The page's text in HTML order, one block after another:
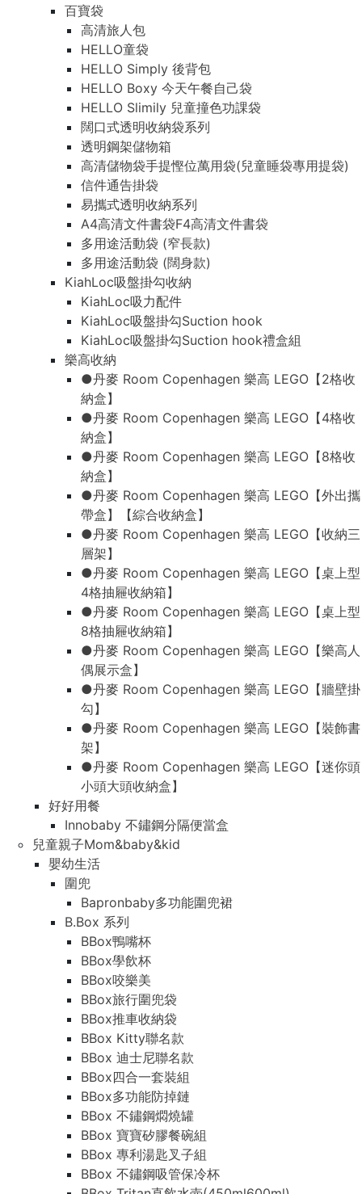
百寶袋
高清旅人包
HELLO童袋
HELLO Simply 後背包
HELLO Boxy 今天午餐自己袋
HELLO Slimily 兒童撞色功課袋
闊口式透明收納袋系列
透明鋼架儲物箱
高清儲物袋手提慳位萬用袋(兒童睡袋專用提袋)
信件通告掛袋
易攜式透明收納系列
A4高清文件書袋F4高清文件書袋
多用途活動袋 (窄長款)
多用途活動袋 (闊身款)
KiahLoc吸盤掛勾收納
KiahLoc吸力配件
KiahLoc吸盤掛勾Suction hook
KiahLoc吸盤掛勾Suction hook禮盒組
樂高收納
●丹麥 Room Copenhagen 樂高 LEGO【2格收
納盒】
●丹麥 Room Copenhagen 樂高 LEGO【4格收
納盒】
●丹麥 Room Copenhagen 樂高 LEGO【8格收
納盒】
●丹麥 Room Copenhagen 樂高 LEGO【外出攜
帶盒】【綜合收納盒】
●丹麥 Room Copenhagen 樂高 LEGO【收納三
層架】
●丹麥 Room Copenhagen 樂高 LEGO【桌上型
4格抽屜收納箱】
●丹麥 Room Copenhagen 樂高 LEGO【桌上型
8格抽屜收納箱】
●丹麥 Room Copenhagen 樂高 LEGO【樂高人
偶展示盒】
●丹麥 Room Copenhagen 樂高 LEGO【牆壁掛
勾】
●丹麥 Room Copenhagen 樂高 LEGO【裝飾書
架】
●丹麥 Room Copenhagen 樂高 LEGO【迷你頭
小頭大頭收納盒】
好好用餐
Innobaby 不鏽鋼分隔便當盒
兒童親子Mom&baby&kid
嬰幼生活
圍兜
Bapronbaby多功能圍兜裙
B.Box 系列
BBox鴨嘴杯
BBox學飲杯
BBox咬樂美
BBox旅行圍兜袋
BBox推車收納袋
BBox Kitty聯名款
BBox 迪士尼聯名款
BBox四合一套裝組
BBox多功能防掉鏈
BBox 不鏽鋼燜燒罐
BBox 寶寶矽膠餐碗組
BBox 專利湯匙叉子組
BBox 不鏽鋼吸管保冷杯